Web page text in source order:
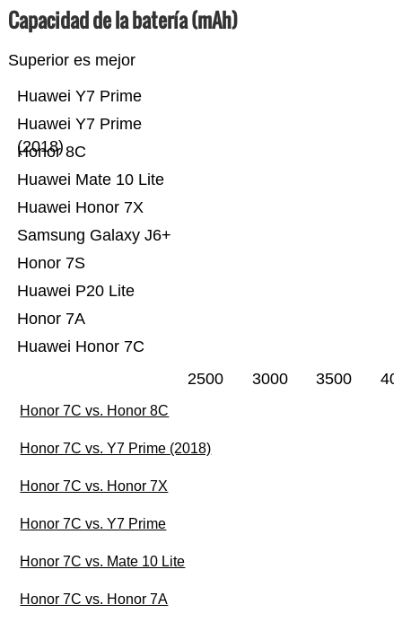
Capacidad de la batería (mAh)
Superior es mejor
Huawei Honor 7C
Honor 7A
Huawei P20 Lite
Honor 7S
Samsung Galaxy J6+
Huawei Honor 7X
Huawei Mate 10 Lite
Honor 8C
Huawei Y7 Prime
(2018)
Huawei Y7 Prime
2500 3000 3500
Honor 7C vs. Honor 8C
Honor 7C vs. Y7 Prime (2018)
Honor 7C vs. Honor 7X
Honor 7C vs. Y7 Prime
Honor 7C vs. Mate 10 Lite
Honor 7C vs. Honor 7A